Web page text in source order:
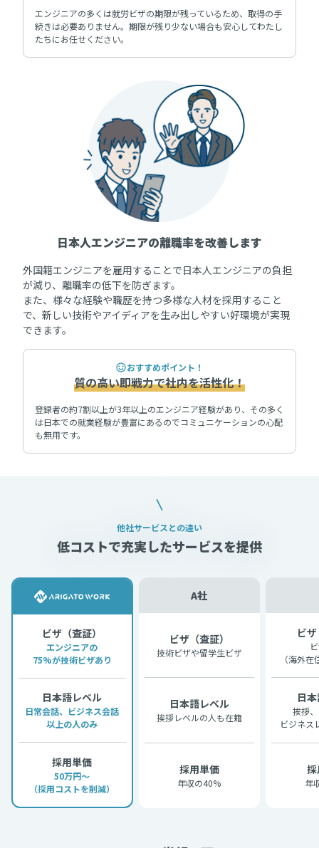
エンジニアの多くは就労ビザの期限が残っているため、取得の手
続きは必要ありません。期限が残り少ない場合も安心してわたし
たちにお任せください。
日本人エンジニアの離職率を改善します
外国籍エンジニアを雇用することで日本人エンジニアの負担
が減り、離職率の低下を防ぎます。
また、様々な経験や職歴を持つ多様な人材を採用すること
で、新しい技術やアイディアを生み出しやすい好環境が実現
できます。
おすすめポイント！
質の高い即戦力で社内を活性化！
登録者の約7割以上が3年以上のエンジニア経験があり、その多く
は日本での就業経験が豊富にあるのでコミュニケーションの心配
も無用です。
他社サービスとの違い
低コストで充実したサービスを提供
A社
ビザ（査証）
技術ビザや留学生ビザ
日本語レベル
挨拶レベルの人も在籍
採用単価
年収の40%
ビザ（査証）
エンジニアの
75%が技術ビザあり
日本語レベル
日常会話、ビジネス会話
以上の人のみ
採用単価
50万円～
（採用コストを削減）
ビ
（海外
日
挨拶
ビジネス
年